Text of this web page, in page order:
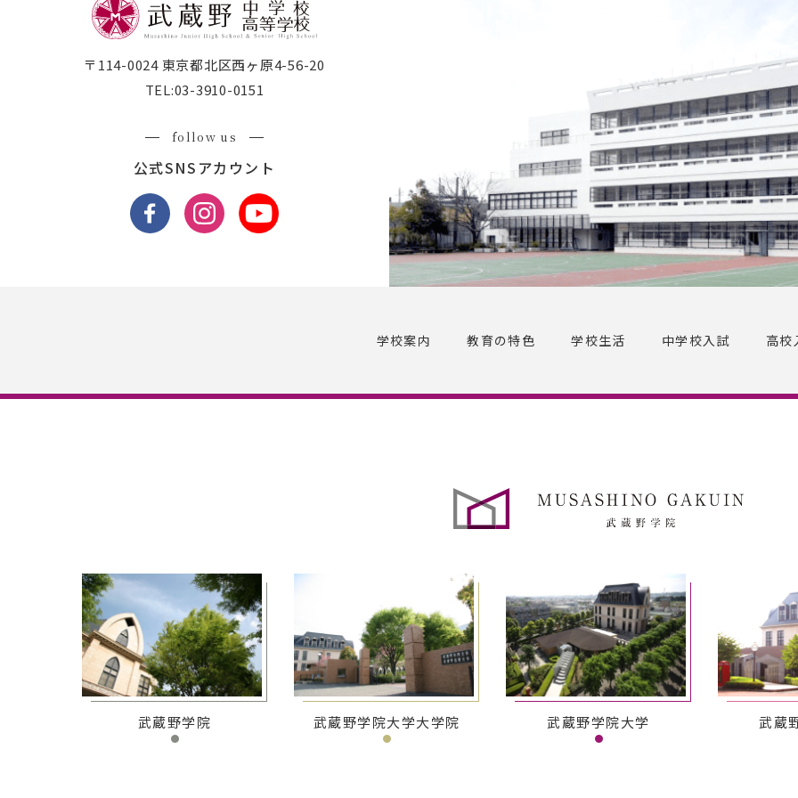
〒114-0024 東京都北区西ヶ原4-56-20
TEL:03-3910-0151
follow us
公式SNSアカウント
学校案内 教育の特色 学校生活 中学校入試 高校
武蔵野学院 武蔵野学院大学大学院 武蔵野学院大学 武蔵